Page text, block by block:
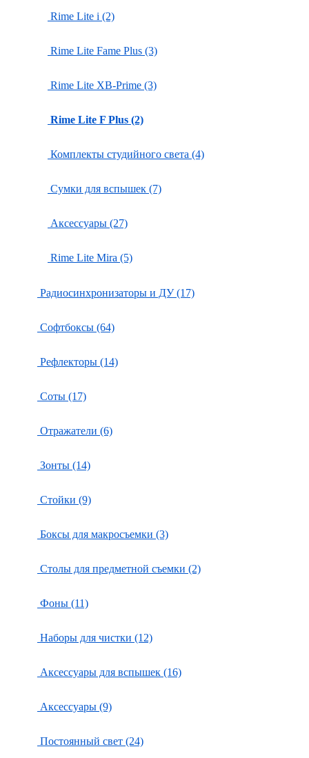
Rime Lite i (2)
Rime Lite Fame Plus (3)
Rime Lite XB-Prime (3)
Rime Lite F Plus (2)
Комплекты студийного света (4)
Сумки для вспышек (7)
Аксессуары (27)
Rime Lite Mira (5)
Радиосинхронизаторы и ДУ (17)
Софтбоксы (64)
Рефлекторы (14)
Соты (17)
Отражатели (6)
Зонты (14)
Стойки (9)
Боксы для макросъемки (3)
Столы для предметной съемки (2)
Фоны (11)
Наборы для чистки (12)
Аксессуары для вспышек (16)
Аксессуары (9)
Постоянный свет (24)